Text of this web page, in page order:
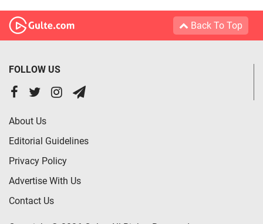
Back To Top
FOLLOW US
About Us
Editorial Guidelines
Privacy Policy
Advertise With Us
Contact Us